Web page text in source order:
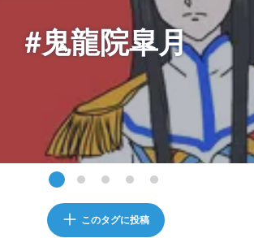
#鬼龍院皐月
このタグに投稿